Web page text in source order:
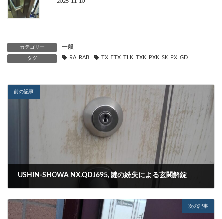
2025-11-10
カテゴリー 一般
タグ RA_RAB TX_TTX_TLK_TXK_PXK_SK_PX_GD
前の記事
USHIN-SHOWA NX.QDJ695, 鍵の紛失による玄関解錠
次の記事